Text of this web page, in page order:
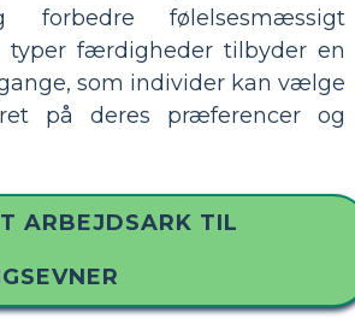
forbedre følelsesmæssigt
typer færdigheder tilbyder en
som individer kan vælge
på deres præferencer og
ARBEJDSARK TIL